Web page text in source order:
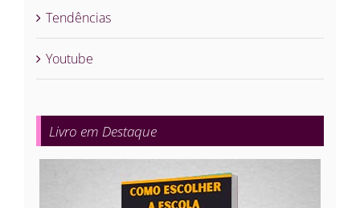
Tendências
Youtube
Livro em Destaque